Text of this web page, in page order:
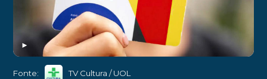
►
Fonte: TV Cultura / UOL